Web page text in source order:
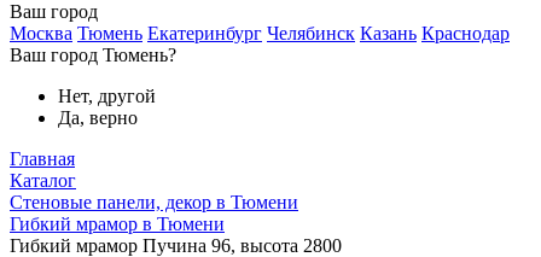
Ваш город
Москва Тюмень Екатеринбург Челябинск Казань Краснодар
Ваш город Тюмень?
Нет, другой
Да, верно
Главная
Каталог
Стеновые панели, декор в Тюмени
Гибкий мрамор в Тюмени
Гибкий мрамор Пучина 96, высота 2800